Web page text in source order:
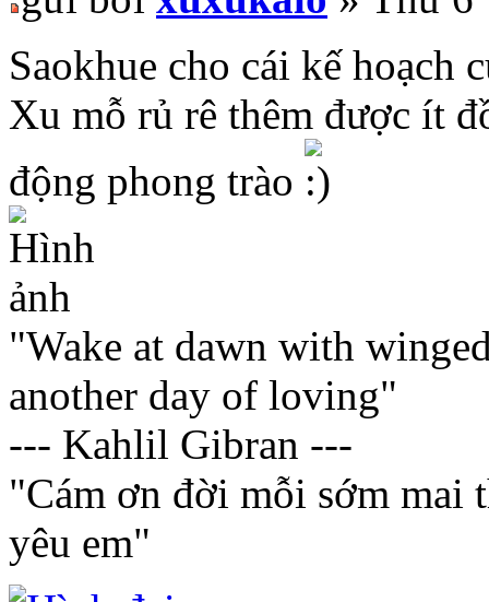
Saokhue cho cái kế hoạch
Xu mỗ rủ rê thêm được ít
động phong trào
"Wake at dawn with
another day of loving"
--- Kahlil Gibran ---
"Cám ơn đời mỗi sớm mai
yêu em"